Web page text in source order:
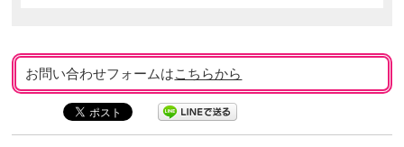
お問い合わせフォームはこちらから